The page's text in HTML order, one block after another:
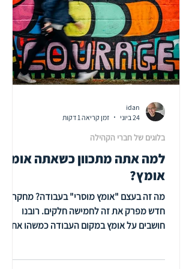
ובזה הסתיים הדיון. איך כל זה
למה אתה מתכוון כשאתה אומר
אומץ?
מה זה בעצם "אומץ מוסרי" בעבודה? מחקר
חדש מפרק את זה לחמישה חלקים. רובנו
חושבים על אומץ במקום העבודה כמשהו אחד
בלוגים של חברי הקהילה
idan
24 ביוני
זמן קריאה 1 דקות